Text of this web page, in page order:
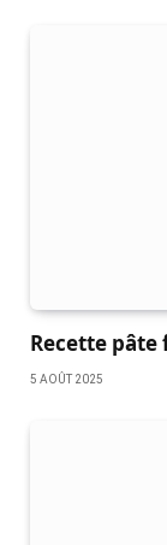
Recette
5 AOÛT 2025